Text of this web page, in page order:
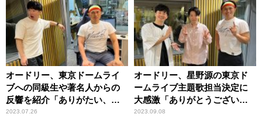
オードリー、東京ドームライ
ブへの同級生や著名人からの
反響を紹介「ありがたい、あ
りがたい」
2023.07.26
オードリー、星野源の東京ド
ームライブ主題歌担当決定に
大感激「ありがとうございま
す！」
2023.09.08